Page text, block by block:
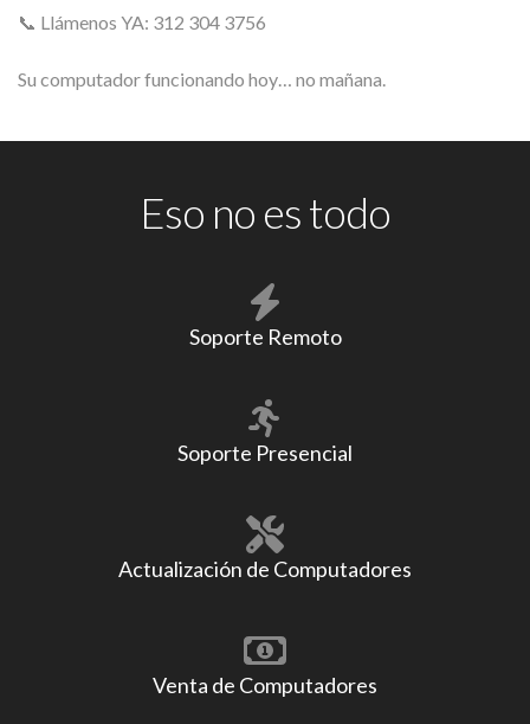
📞 Llámenos YA: 312 304 3756
Su computador funcionando hoy… no mañana.
Eso no es todo
Soporte Remoto
Soporte Presencial
Actualización de Computadores
Venta de Computadores